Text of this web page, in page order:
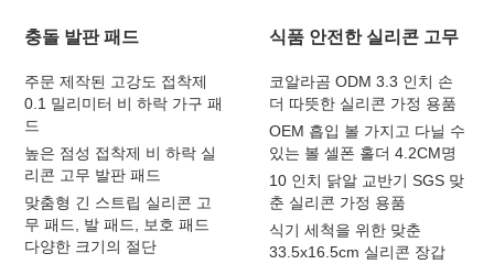
충돌 발판 패드
주문 제작된 고강도 접착제
0.1 밀리미터 비 하락 가구 패
드
높은 점성 접착제 비 하락 실
리콘 고무 발판 패드
맞춤형 긴 스트립 실리콘 고
무 패드, 발 패드, 보호 패드
다양한 크기의 절단
식품 안전한 실리콘 고무
코알라곰 ODM 3.3 인치 손
더 따뜻한 실리콘 가정 용품
OEM 흡입 볼 가지고 다닐 수
있는 볼 셀폰 홀더 4.2CM명
10 인치 닭알 교반기 SGS 맞
춘 실리콘 가정 용품
식기 세척을 위한 맞춘
33.5x16.5cm 실리콘 장갑